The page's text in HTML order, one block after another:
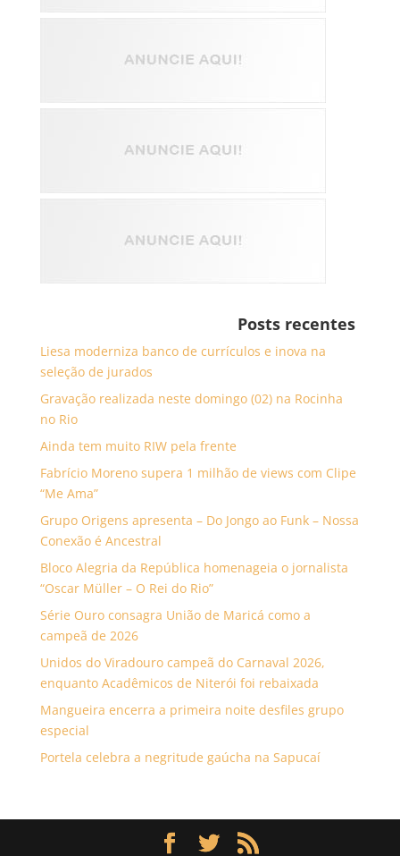
Posts recentes
Liesa moderniza banco de currículos e inova na
seleção de jurados
Gravação realizada neste domingo (02) na Rocinha
no Rio
Ainda tem muito RIW pela frente
Fabrício Moreno supera 1 milhão de views com Clipe
“Me Ama”
Grupo Origens apresenta – Do Jongo ao Funk – Nossa
Conexão é Ancestral
Bloco Alegria da República homenageia o jornalista
“Oscar Müller – O Rei do Rio”
Série Ouro consagra União de Maricá como a
campeã de 2026
Unidos do Viradouro campeã do Carnaval 2026,
enquanto Acadêmicos de Niterói foi rebaixada
Mangueira encerra a primeira noite desfiles grupo
especial
Portela celebra a negritude gaúcha na Sapucaí